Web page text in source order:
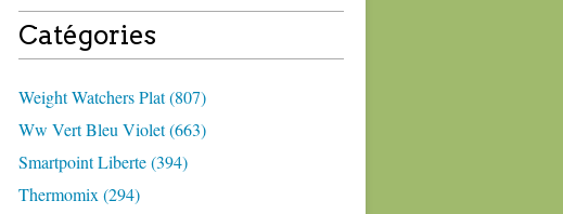
Catégories
Weight Watchers Plat (807)
Ww Vert Bleu Violet (663)
Smartpoint Liberte (394)
Thermomix (294)